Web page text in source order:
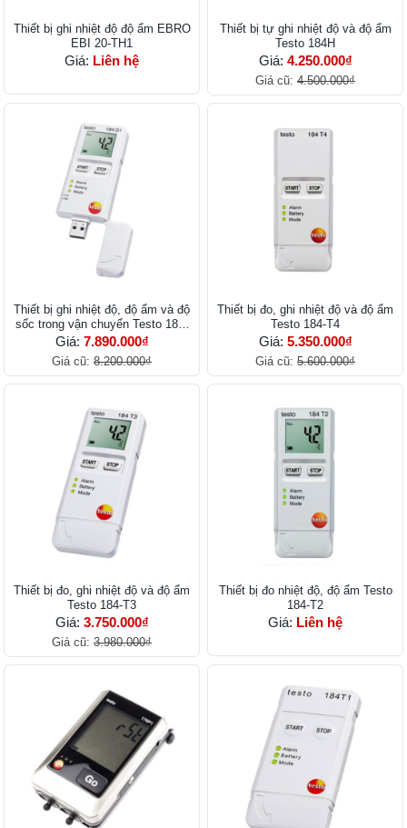
Thiết bị ghi nhiệt độ độ ẩm EBRO
EBI 20-TH1
Giá: Liên hệ
Thiết bị tự ghi nhiệt độ và độ ẩm
Testo 184H
Giá: 4.250.000₫
Giá cũ: 4.500.000₫
Thiết bị ghi nhiệt độ, độ ẩm và độ
sốc trong vận chuyển Testo 184-
G1
Giá: 7.890.000₫
Giá cũ: 8.200.000₫
Thiết bị đo, ghi nhiệt độ và độ ẩm
Testo 184-T4
Giá: 5.350.000₫
Giá cũ: 5.600.000₫
Thiết bị đo, ghi nhiệt độ và độ ẩm
Testo 184-T3
Giá: 3.750.000₫
Giá cũ: 3.980.000₫
Thiết bị đo nhiệt độ, độ ẩm Testo
184-T2
Giá: Liên hệ